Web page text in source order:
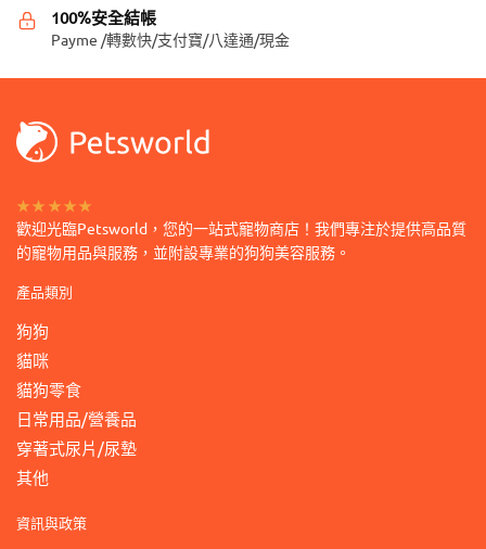
選
選
100%安全結帳
Payme /轉數快/支付寶/八達通/現金
★★★★★
歡迎光臨Petsworld，您的一站式寵物商店！我們專注於提供高品質
的寵物用品與服務，並附設專業的狗狗美容服務。
產品類別
狗狗
貓咪
貓狗零食
日常用品/營養品
穿著式尿片/尿墊
其他
資訊與政策